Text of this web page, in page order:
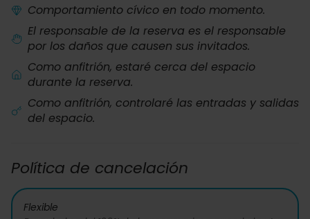
Comportamiento cívico en todo momento.
El responsable de la reserva es el responsable
por los daños que causen sus invitados.
Como anfitrión, estaré cerca del espacio
durante la reserva.
Como anfitrión, controlaré las entradas y salidas
del espacio.
Política de cancelación
Flexible